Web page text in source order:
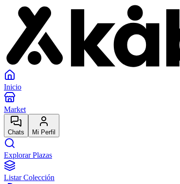
Inicio
Market
Chats Mi Perfil
Explorar Plazas
Listar Colección